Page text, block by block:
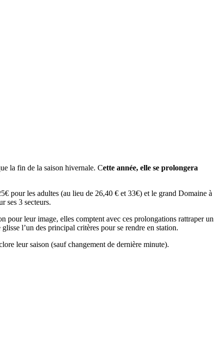
la fin de la saison hivernale. Cette année, elle se prolongera
pour les adultes (au lieu de 26,40 € et 33€) et le grand Domaine à
ses 3 secteurs.
leur image, elles comptent avec ces prolongations rattraper un
l’un des principal critères pour se rendre en station.
leur saison (sauf changement de dernière minute).